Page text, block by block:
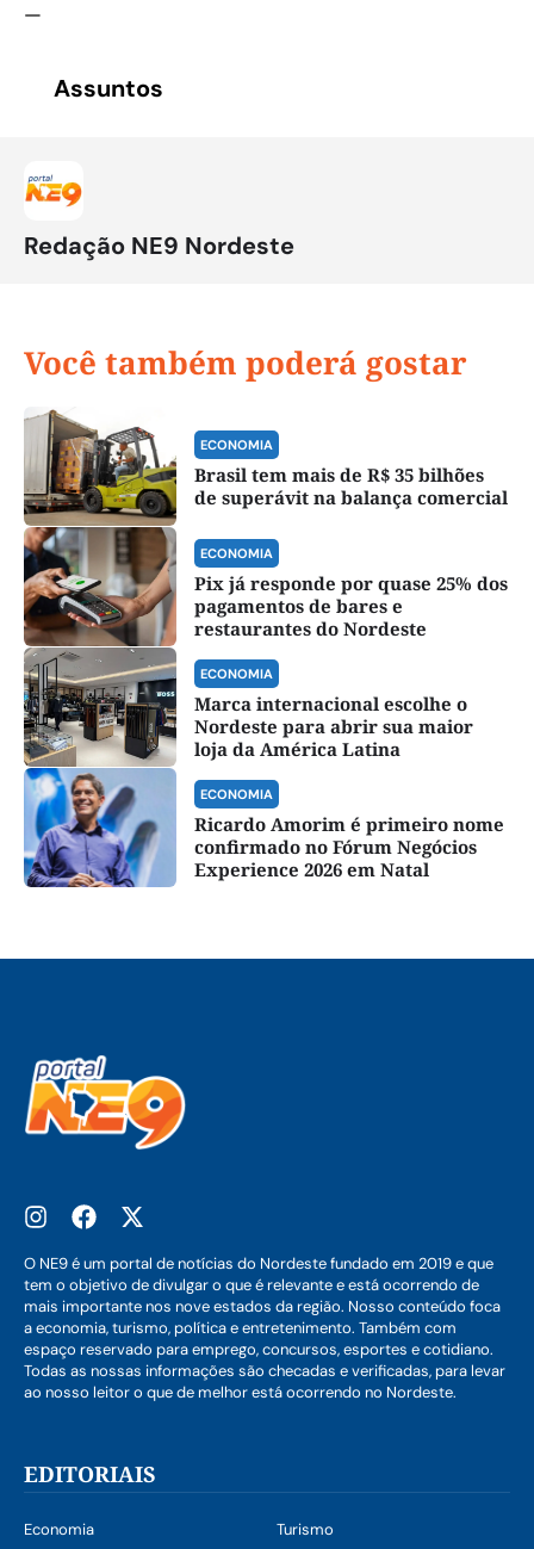
—
Assuntos
Redação NE9 Nordeste
Você também poderá gostar
ECONOMIA
Brasil tem mais de R$ 35 bilhões
de superávit na balança comercial
ECONOMIA
Pix já responde por quase 25% dos
pagamentos de bares e
restaurantes do Nordeste
ECONOMIA
Marca internacional escolhe o
Nordeste para abrir sua maior
loja da América Latina
ECONOMIA
Ricardo Amorim é primeiro nome
confirmado no Fórum Negócios
Experience 2026 em Natal
O NE9 é um portal de notícias do Nordeste fundado em 2019 e que
tem o objetivo de divulgar o que é relevante e está ocorrendo de
mais importante nos nove estados da região. Nosso conteúdo foca
a economia, turismo, política e entretenimento. Também com
espaço reservado para emprego, concursos, esportes e cotidiano.
Todas as nossas informações são checadas e verificadas, para levar
ao nosso leitor o que de melhor está ocorrendo no Nordeste.
EDITORIAIS
Economia Turismo